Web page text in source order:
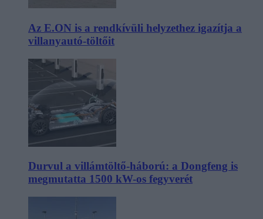
Az E.ON is a rendkívüli helyzethez igazítja a
villanyautó-töltőit
Durvul a villámtöltő-háború: a Dongfeng is
megmutatta 1500 kW-os fegyverét